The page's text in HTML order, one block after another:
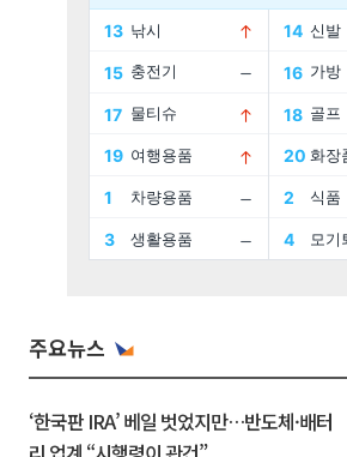
주요뉴스
‘한국판 IRA’ 베일 벗었지만…반도체·배터